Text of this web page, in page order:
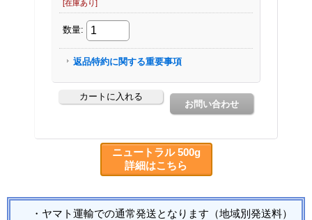
ニュートラル 500g
詳細はこちら
・ヤマト運輸での通常発送となります（地域別発送料）